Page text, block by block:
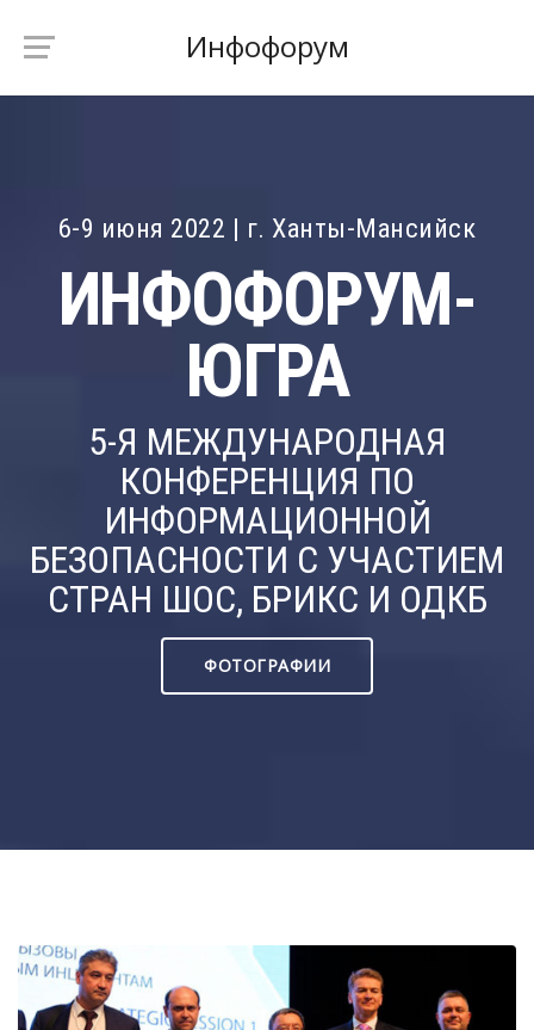
Инфофорум
6-9 июня 2022 | г. Ханты-Мансийск
ИНФОФОРУМ-
ЮГРА
5-Я МЕЖДУНАРОДНАЯ
КОНФЕРЕНЦИЯ ПО
ИНФОРМАЦИОННОЙ
БЕЗОПАСНОСТИ С УЧАСТИЕМ
СТРАН ШОС, БРИКС И ОДКБ
ФОТОГРАФИИ